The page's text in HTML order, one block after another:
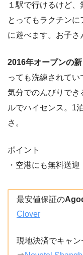
１駅で行けるけど、
とってもラクチン
に遊べます。お子さ
2016年オープンの
っても洗練されてい
気分でのんびりでき
ルでハイセンス。1
さ。
ポイント
・空港にも無料送迎
最安値保証の
Clover
現地決済でキャ